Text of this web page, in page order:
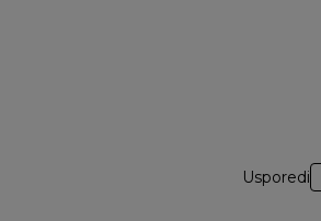
Usporedi